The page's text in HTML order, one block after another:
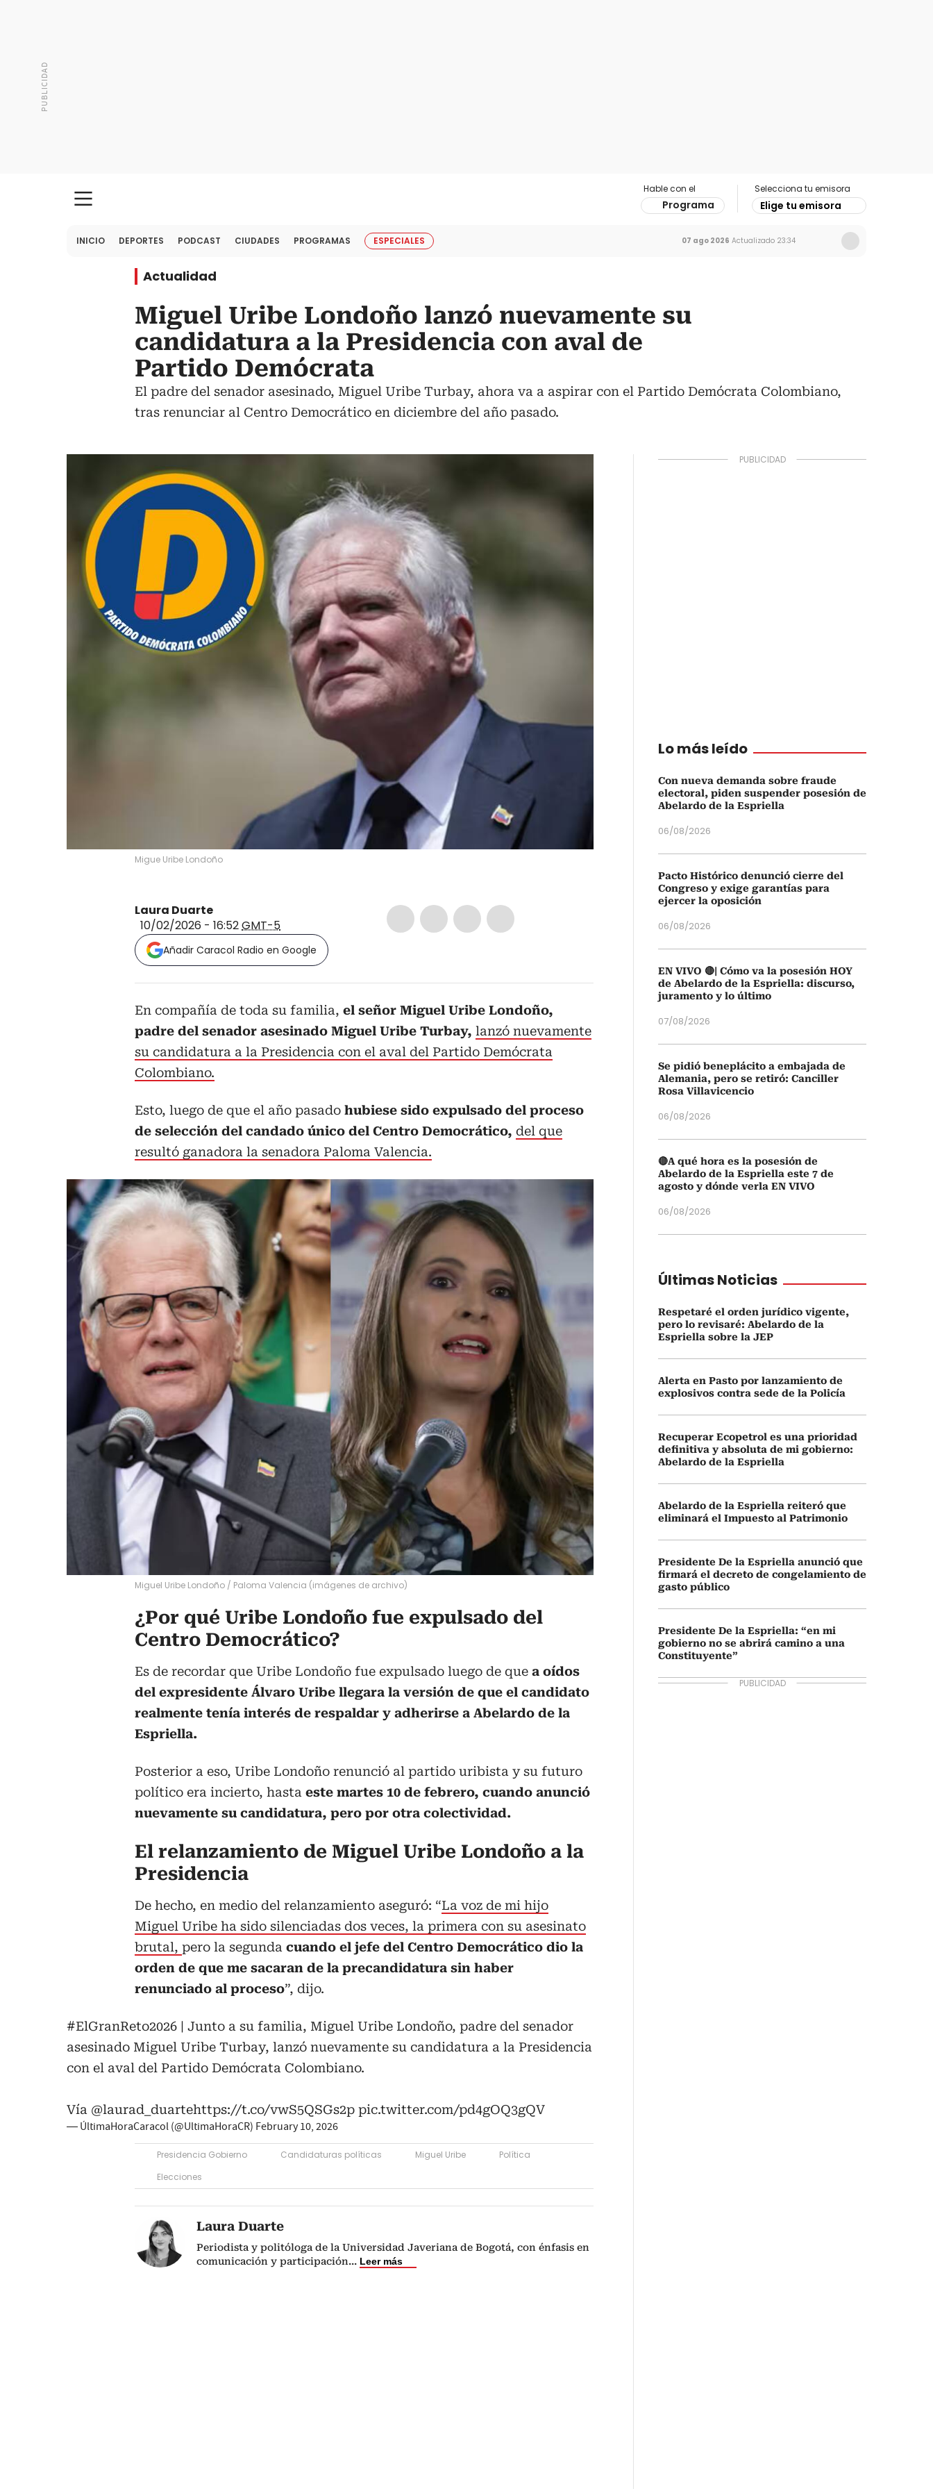
Hable con el
Programa
Selecciona tu emisora
Elige tu emisora
INICIO DEPORTES PODCAST CIUDADES PROGRAMAS ESPECIALES 07 ago 2026 Actualizado 23:34
Actualidad
Miguel Uribe Londoño lanzó nuevamente su
candidatura a la Presidencia con aval de
Partido Demócrata
El padre del senador asesinado, Miguel Uribe Turbay, ahora va a aspirar con el Partido Demócrata Colombiano,
tras renunciar al Centro Democrático en diciembre del año pasado.
Migue Uribe Londoño
Laura Duarte
10/02/2026 - 16:52GMT-5
Añadir Caracol Radio en Google
En compañía de toda su familia, el señor Miguel Uribe Londoño,
padre del senador asesinado Miguel Uribe Turbay, lanzó nuevamente
su candidatura a la Presidencia con el aval del Partido Demócrata
Colombiano.
Esto, luego de que el año pasado hubiese sido expulsado del proceso
de selección del candado único del Centro Democrático, del que
resultó ganadora la senadora Paloma Valencia.
Miguel Uribe Londoño / Paloma Valencia (imágenes de archivo)
¿Por qué Uribe Londoño fue expulsado del
Centro Democrático?
Es de recordar que Uribe Londoño fue expulsado luego de que a oídos
del expresidente Álvaro Uribe llegara la versión de que el candidato
realmente tenía interés de respaldar y adherirse a Abelardo de la
Espriella.
Posterior a eso, Uribe Londoño renunció al partido uribista y su futuro
político era incierto, hasta este martes 10 de febrero, cuando anunció
nuevamente su candidatura, pero por otra colectividad.
El relanzamiento de Miguel Uribe Londoño a la
Presidencia
De hecho, en medio del relanzamiento aseguró: “La voz de mi hijo
Miguel Uribe ha sido silenciadas dos veces, la primera con su asesinato
brutal, pero la segunda cuando el jefe del Centro Democrático dio la
orden de que me sacaran de la precandidatura sin haber
renunciado al proceso”, dijo.
#ElGranReto2026 | Junto a su familia, Miguel Uribe Londoño, padre del senador
asesinado Miguel Uribe Turbay, lanzó nuevamente su candidatura a la Presidencia
con el aval del Partido Demócrata Colombiano.
Vía @laurad_duartehttps://t.co/vwS5QSGs2p pic.twitter.com/pd4gOQ3gQV
— ÚltimaHoraCaracol (@UltimaHoraCR) February 10, 2026
Presidencia Gobierno Candidaturas políticas Miguel Uribe
Política
Elecciones
Laura Duarte
Periodista y politóloga de la Universidad Javeriana de Bogotá, con énfasis en
comunicación y participación... Leer más
Lo más leído
Con nueva demanda sobre fraude
electoral, piden suspender posesión de
Abelardo de la Espriella
06/08/2026
Pacto Histórico denunció cierre del
Congreso y exige garantías para
ejercer la oposición
06/08/2026
EN VIVO 🔴| Cómo va la posesión HOY
de Abelardo de la Espriella: discurso,
juramento y lo último
07/08/2026
Se pidió beneplácito a embajada de
Alemania, pero se retiró: Canciller
Rosa Villavicencio
06/08/2026
🔴A qué hora es la posesión de
Abelardo de la Espriella este 7 de
agosto y dónde verla EN VIVO
06/08/2026
Últimas Noticias
Respetaré el orden jurídico vigente,
pero lo revisaré: Abelardo de la
Espriella sobre la JEP
Alerta en Pasto por lanzamiento de
explosivos contra sede de la Policía
Recuperar Ecopetrol es una prioridad
definitiva y absoluta de mi gobierno:
Abelardo de la Espriella
Abelardo de la Espriella reiteró que
eliminará el Impuesto al Patrimonio
Presidente De la Espriella anunció que
firmará el decreto de congelamiento de
gasto público
Presidente De la Espriella: “en mi
gobierno no se abrirá camino a una
Constituyente”